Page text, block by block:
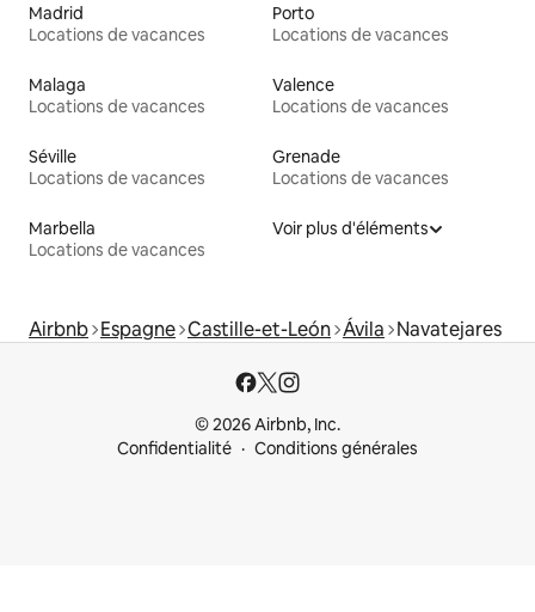
Madrid
Locations de vacances
Porto
Locations de vacances
Malaga
Locations de vacances
Valence
Locations de vacances
Séville
Locations de vacances
Grenade
Locations de vacances
Marbella
Locations de vacances
Voir plus d'éléments
Airbnb Espagne Castille-et-León Ávila Navatejares
© 2026 Airbnb, Inc.
Confidentialité
Conditions générales